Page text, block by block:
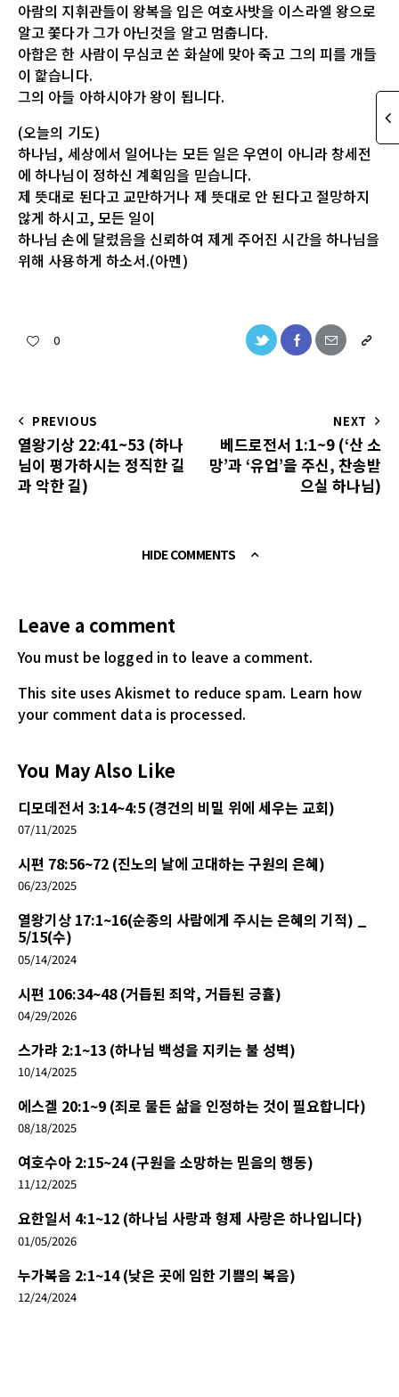
아람의 지휘관들이 왕복을 입은 여호사밧을 이스라엘 왕으로
알고 쫓다가 그가 아닌것을 알고 멈춥니다.
아합은 한 사람이 무심코 쏜 화살에 맞아 죽고 그의 피를 개들
이 핥습니다.
그의 아들 아하시야가 왕이 됩니다.
(오늘의 기도)
하나님, 세상에서 일어나는 모든 일은 우연이 아니라 창세전
에 하나님이 정하신 계획임을 믿습니다.
제 뜻대로 된다고 교만하거나 제 뜻대로 안 된다고 절망하지
않게 하시고, 모든 일이
하나님 손에 달렸음을 신뢰하여 제게 주어진 시간을 하나님을
위해 사용하게 하소서.(아멘)
0
PREVIOUS
열왕기상 22:41~53 (하나
님이 평가하시는 정직한 길
과 악한 길)
NEXT
베드로전서 1:1~9 (‘산 소
망’과 ‘유업’을 주신, 찬송받
으실 하나님)
HIDE COMMENTS
Leave a comment
You must be logged in to leave a comment.
This site uses Akismet to reduce spam. Learn how
your comment data is processed.
You May Also Like
디모데전서 3:14~4:5 (경건의 비밀 위에 세우는 교회)
07/11/2025
시편 78:56~72 (진노의 날에 고대하는 구원의 은혜)
06/23/2025
열왕기상 17:1~16(순종의 사람에게 주시는 은혜의 기적) _
5/15(수)
05/14/2024
시편 106:34~48 (거듭된 죄악, 거듭된 긍휼)
04/29/2026
스가랴 2:1~13 (하나님 백성을 지키는 불 성벽)
10/14/2025
에스겔 20:1~9 (죄로 물든 삶을 인정하는 것이 필요합니다)
08/18/2025
여호수아 2:15~24 (구원을 소망하는 믿음의 행동)
11/12/2025
요한일서 4:1~12 (하나님 사랑과 형제 사랑은 하나입니다)
01/05/2026
누가복음 2:1~14 (낮은 곳에 임한 기쁨의 복음)
12/24/2024